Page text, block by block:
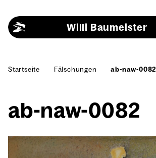
Willi Baumeister
Start­sei­te Fäl­schun­gen ab-naw-0082
ab-naw-0082